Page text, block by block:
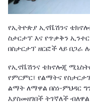
የኢትዮጵያ ኢኖቬሽንና
ስታርታፕ እና የጥቃቅን
በስታርታፕ ዘርፎች ላይ በጋራ
የኢኖቬሽንና ቴክኖሎጂ
የምርምር፣ የልማትና
ልማት ለማዋል በስነ-ምህዳር
እያስመዘገበች ትገኛለች